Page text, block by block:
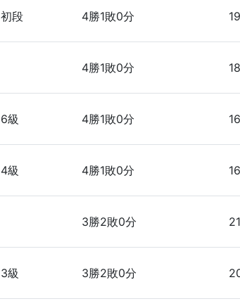
初段 4勝1敗0分
4勝1敗0分
6級 4勝1敗0分
4級 4勝1敗0分
3勝2敗0分
3級 3勝2敗0分